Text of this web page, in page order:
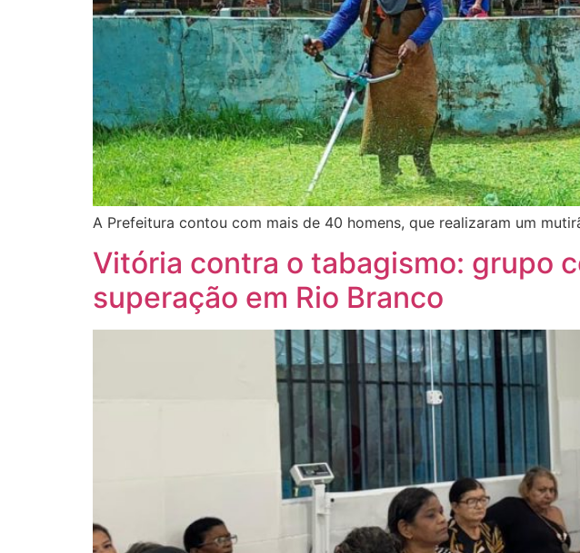
A Prefeitura contou com mais de 40 homens, que realizaram um
Vitória contra o tabagismo: grupo
superação em Rio Branco